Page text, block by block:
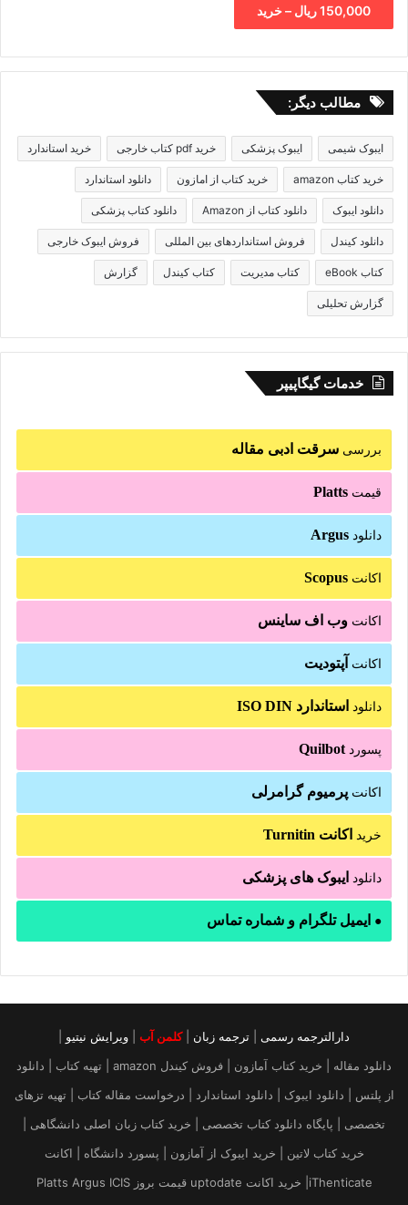
150,000 ریال – خرید
مطالب دیگر:
ایبوک شیمی ایبوک پزشکی خرید pdf کتاب خارجی خرید استاندارد
خرید کتاب amazon خرید کتاب از امازون دانلود استاندارد
دانلود ایبوک دانلود کتاب از Amazon دانلود کتاب پزشکی
دانلود کیندل فروش استانداردهای بین المللی فروش ایبوک خارجی
کتاب eBook کتاب مدیریت کتاب کیندل گزارش
گزارش تحلیلی
خدمات گیگاپیپر
بررسی سرقت ادبی مقاله
قیمت Platts
دانلود Argus
اکانت Scopus
اکانت وب اف ساینس
اکانت آپتودیت
دانلود استاندارد ISO DIN
پسوردQuilbot
اکانت پرمیوم گرامرلی
خرید اکانت Turnitin
دانلود ایبوک های پزشکی
● ایمیل تلگرام و شماره تماس
دارالترجمه رسمی ترجمه زبان |کلمن آب ویرایش نیتیو
دانلود مقاله | خرید کتاب آمازون | فروش کیندل amazon | تهیه کتاب | دانلود
از پلتس | دانلود ایبوک | دانلود استاندارد | درخواست مقاله کتاب | تهیه تزهای
تخصصی | پایگاه دانلود کتاب تخصصی | خرید کتاب زبان اصلی دانشگاهی |
خرید کتاب لاتین | خرید ایبوک از آمازون | پسورد دانشگاه | اکانت
iThenticate| خريد اكانت uptodate قیمت بروز Platts Argus ICIS